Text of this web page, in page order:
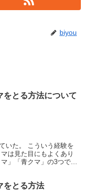
biyou
をとる方法について
いた。 こういう経験を
は見た目にもよくあり
」「青クマ」の3つで
をとる方法